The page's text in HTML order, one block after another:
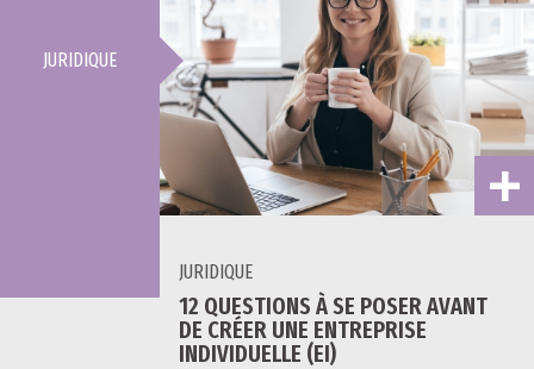
JURIDIQUE
JURIDIQUE
12 QUESTIONS À SE POSER AVANT
DE CRÉER UNE ENTREPRISE
INDIVIDUELLE (EI)